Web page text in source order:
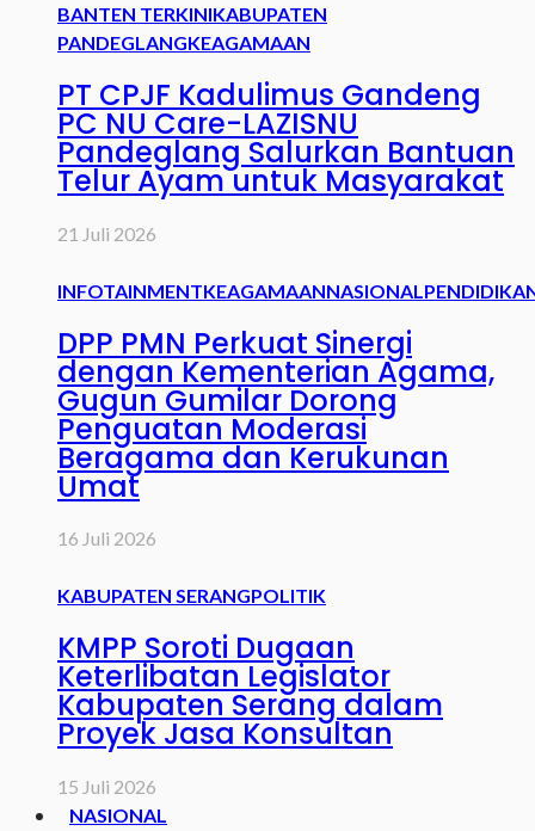
BANTEN TERKINIKABUPATEN
PANDEGLANGKEAGAMAAN
PT CPJF Kadulimus Gandeng
PC NU Care-LAZISNU
Pandeglang Salurkan Bantuan
Telur Ayam untuk Masyarakat
21 Juli 2026
INFOTAINMENTKEAGAMAANNASIONAL
DPP PMN Perkuat Sinergi
dengan Kementerian Agama,
Gugun Gumilar Dorong
Penguatan Moderasi
Beragama dan Kerukunan
Umat
16 Juli 2026
KABUPATEN SERANGPOLITIK
KMPP Soroti Dugaan
Keterlibatan Legislator
Kabupaten Serang dalam
Proyek Jasa Konsultan
15 Juli 2026
NASIONAL